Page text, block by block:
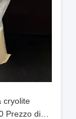
cryolite
Prezzo di